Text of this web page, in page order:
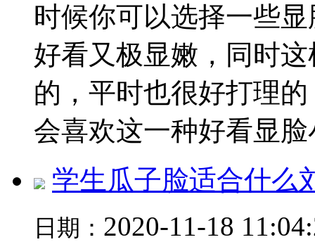
时候你可以选择一些
好看又极显嫩，同时
的，平时也很好打理
会喜欢这一种好看显脸
学生瓜子脸适合什么
日期： 2020-11-18